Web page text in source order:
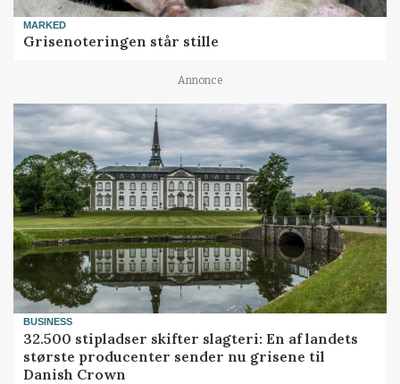
MARKED
Grisenoteringen står stille
Annonce
BUSINESS
32.500 stipladser skifter slagteri: En af landets
største producenter sender nu grisene til
Danish Crown